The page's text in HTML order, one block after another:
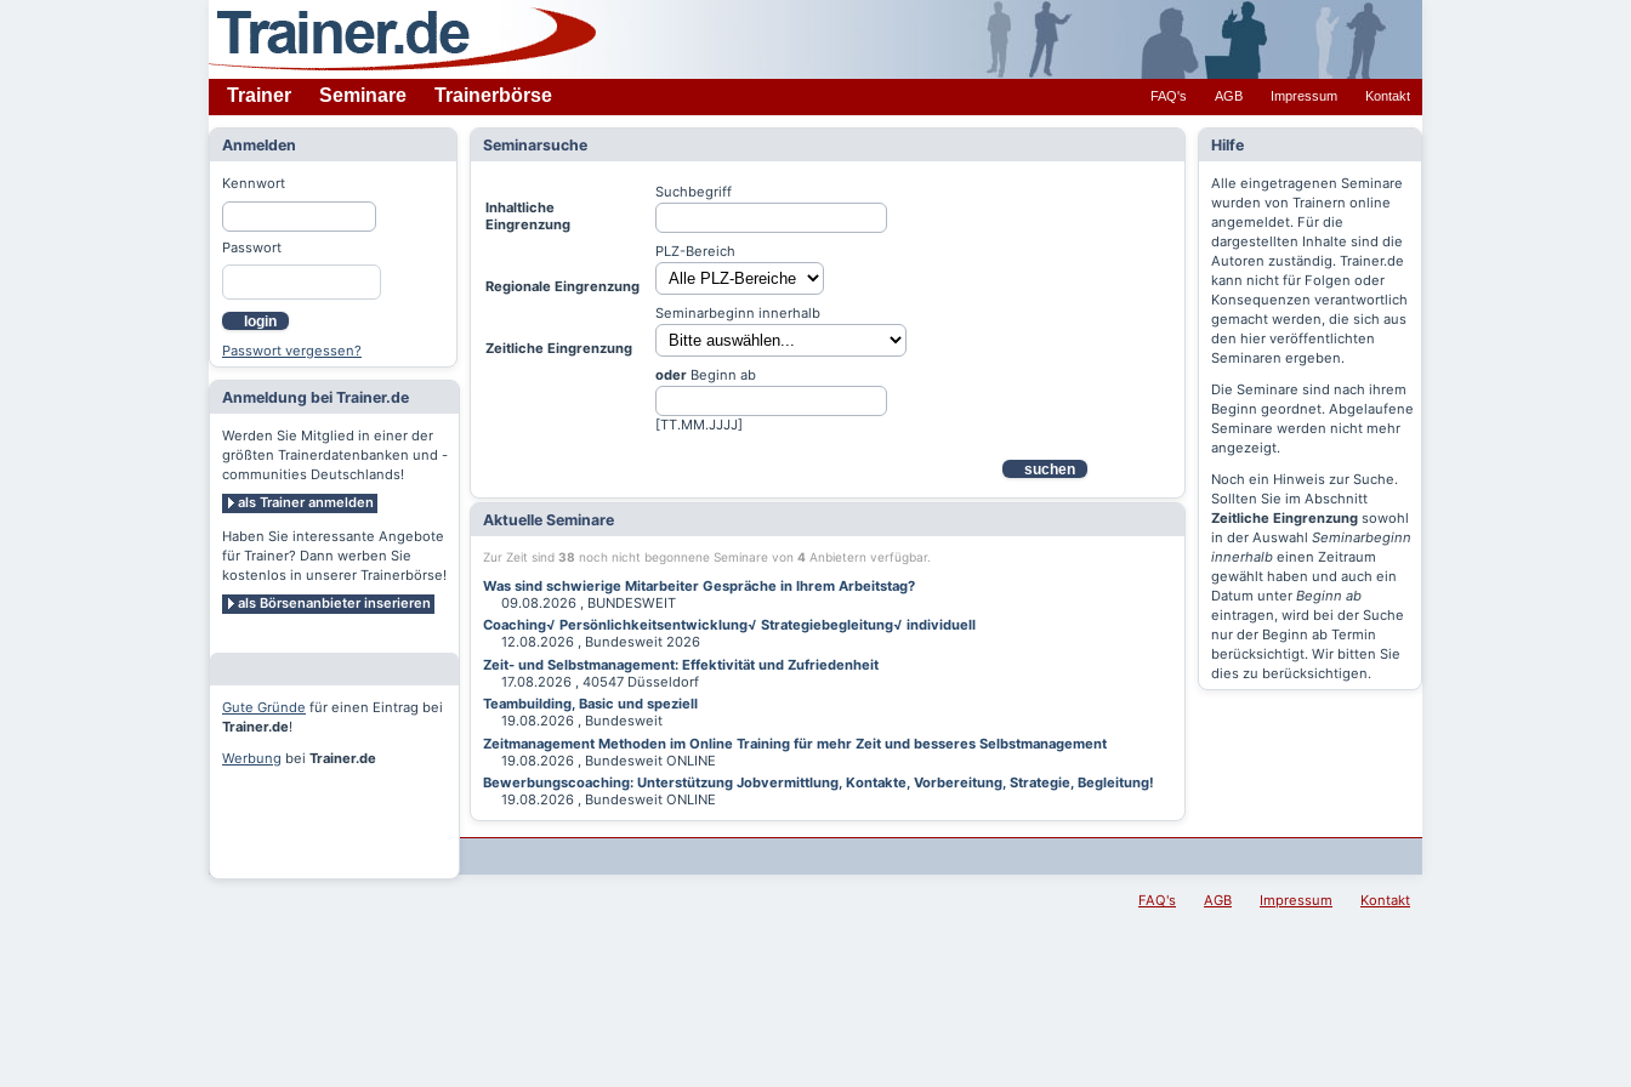
Trainer Seminare Trainerbörse FAQ's AGB Impressum Kontakt
Anmelden
Kennwort
Passwort
login
Passwort vergessen?
Anmeldung bei Trainer.de
Werden Sie Mitglied in einer der
größten Trainerdatenbanken und -
communities Deutschlands!
als Trainer anmelden
Haben Sie interessante Angebote
für Trainer? Dann werben Sie
kostenlos in unserer Trainerbörse!
als Börsenanbieter inserieren
Gute Gründe für einen Eintrag bei
Trainer.de!
Werbung bei Trainer.de
Hilfe
Alle eingetragenen Seminare
wurden von Trainern online
angemeldet. Für die
dargestellten Inhalte sind die
Autoren zuständig. Trainer.de
kann nicht für Folgen oder
Konsequenzen verantwortlich
gemacht werden, die sich aus
den hier veröffentlichten
Seminaren ergeben.
Die Seminare sind nach ihrem
Beginn geordnet. Abgelaufene
Seminare werden nicht mehr
angezeigt.
Noch ein Hinweis zur Suche.
Sollten Sie im Abschnitt
Zeitliche Eingrenzung sowohl
in der Auswahl Seminarbeginn
innerhalb einen Zeitraum
gewählt haben und auch ein
Datum unter Beginn ab
eintragen, wird bei der Suche
nur der Beginn ab Termin
berücksichtigt. Wir bitten Sie
dies zu berücksichtigen.
Seminarsuche
Inhaltliche
Eingrenzung
Suchbegriff
Regionale Eingrenzung
PLZ-Bereich
Zeitliche Eingrenzung
Seminarbeginn innerhalb
oder Beginn ab
[TT.MM.JJJJ]
suchen
Aktuelle Seminare
Zur Zeit sind 38 noch nicht begonnene Seminare von 4 Anbietern verfügbar.
Was sind schwierige Mitarbeiter Gespräche in Ihrem Arbeitstag?
09.08.2026 , BUNDESWEIT
Coaching√ Persönlichkeitsentwicklung√ Strategiebegleitung√ individuell
12.08.2026 , Bundesweit 2026
Zeit- und Selbstmanagement: Effektivität und Zufriedenheit
17.08.2026 , 40547 Düsseldorf
Teambuilding, Basic und speziell
19.08.2026 , Bundesweit
Zeitmanagement Methoden im Online Training für mehr Zeit und besseres Selbstmanagement
19.08.2026 , Bundesweit ONLINE
Bewerbungscoaching: Unterstützung Jobvermittlung, Kontakte, Vorbereitung, Strategie, Begleitung!
19.08.2026 , Bundesweit ONLINE
FAQ's AGB Impressum Kontakt